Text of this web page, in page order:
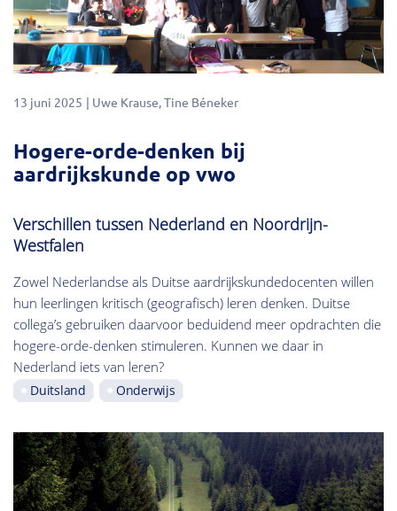
13 juni 2025 Uwe Krause Tine Béneker
Hogere-orde-denken bij
aardrijkskunde op vwo
Verschillen tussen Nederland en Noordrijn-
Westfalen
Zowel Nederlandse als Duitse aardrijkskundedocenten willen
hun leerlingen kritisch (geografisch) leren denken. Duitse
collega’s gebruiken daarvoor beduidend meer opdrachten die
hogere-orde-denken stimuleren. Kunnen we daar in
Nederland iets van leren?
Duitsland Onderwijs